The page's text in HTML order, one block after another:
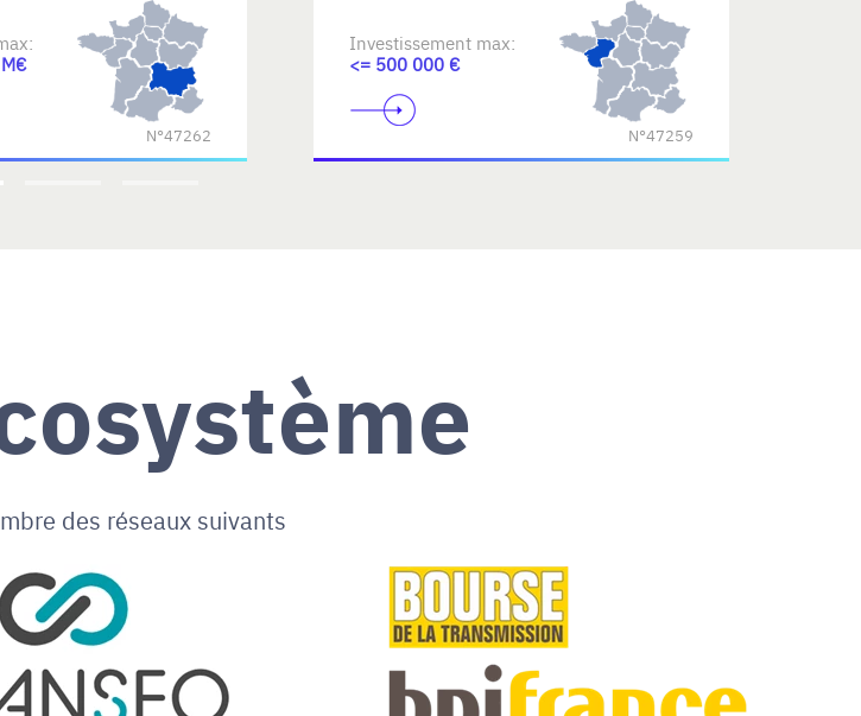
N°47262
Investissement max:
<= 500 000 €
N°47259
des réseaux suivants